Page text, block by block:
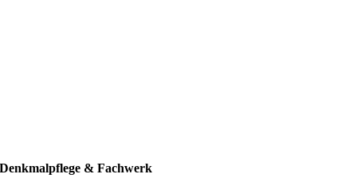
Denkmalpflege & Fachwerk